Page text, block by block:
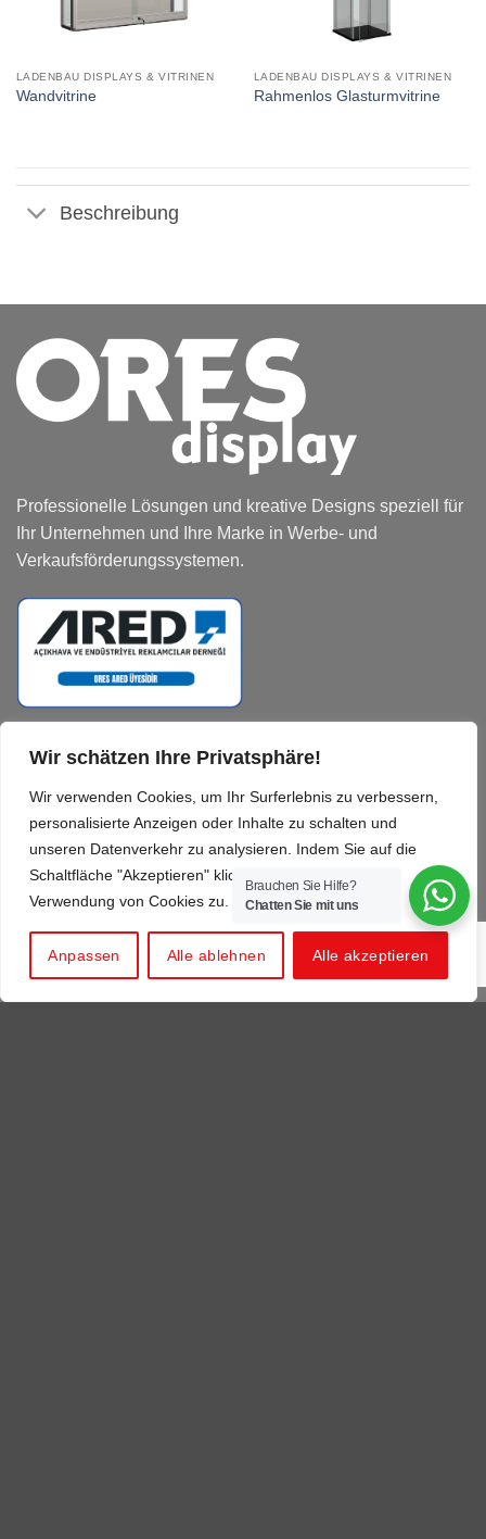
Wir schätzen Ihre Privatsphäre!
Wir verwenden Cookies, um Ihr Surferlebnis zu verbessern,
personalisierte Anzeigen oder Inhalte zu schalten und
unseren Datenverkehr zu analysieren. Indem Sie auf die
Schaltfläche "Akzeptieren" klicken, stimmen Sie der
Verwendung von Cookies zu.
Anpassen Alle ablehnen Alle akzeptieren
LADENBAU DISPLAYS & VITRINEN
Wandvitrine
LADENBAU DISPLAYS & VITRINEN
Rahmenlos Glasturmvitrine
Beschreibung
Professionelle Lösungen und kreative Designs speziell für
Ihr Unternehmen und Ihre Marke in Werbe- und
Verkaufsförderungssystemen.
UNTERNEHMEN
Humanressourcen
Impressum
Standorte
Nachrichten
Über uns
Brauchen Sie Hilfe?
Chatten Sie mit uns